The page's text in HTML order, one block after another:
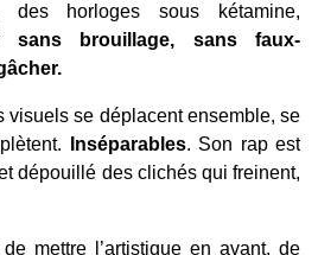
des horloges sous kétamine,
sans brouillage, sans faux-
visuels se déplacent ensemble, se
Inséparables. Son rap est
dépouillé des clichés qui freinent,
mettre l’artistique en avant, de